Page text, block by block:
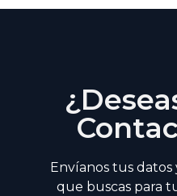
Envíanos tus
que buscas para